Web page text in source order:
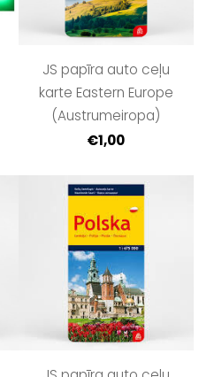
JS papīra auto ceļu
karte Eastern Europe
(Austrumeiropa)
€1,00